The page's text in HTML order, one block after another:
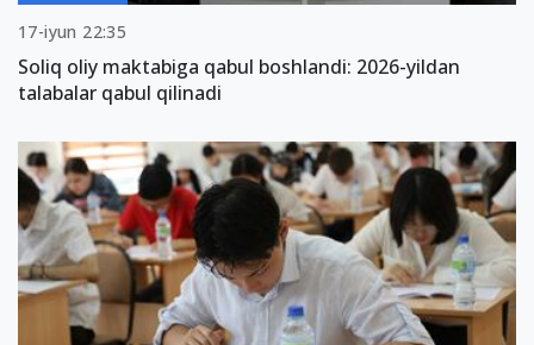
17-iyun 22:35
Soliq oliy maktabiga qabul boshlandi: 2026-yildan
talabalar qabul qilinadi